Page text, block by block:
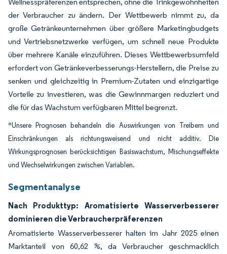
der Verbraucher zu ändern. Der Wettbewerb nimmt zu, da
große Getränkeunternehmen über größere Marketingbudgets
und Vertriebsnetzwerke verfügen, um schnell neue Produkte
über mehrere Kanäle einzuführen. Dieses Wettbewerbsumfeld
erfordert von Getränkeverbesserungs-Herstellern, die Preise zu
senken und gleichzeitig in Premium-Zutaten und einzigartige
Vorteile zu investieren, was die Gewinnmargen reduziert und
die für das Wachstum verfügbaren Mittel begrenzt.
*Unsere Prognosen behandeln die Auswirkungen von Treibern und
Einschränkungen als richtungsweisend und nicht additiv. Die
Wirkungsprognosen berücksichtigen Basiswachstum, Mischungseffekte
und Wechselwirkungen zwischen Variablen.
Segmentanalyse
Nach Produkttyp: Aromatisierte Wasserverbesserer
dominieren die Verbraucherpräferenzen
Aromatisierte Wasserverbesserer halten im Jahr 2025 einen
Marktanteil von 60,62 %, da Verbraucher geschmacklich